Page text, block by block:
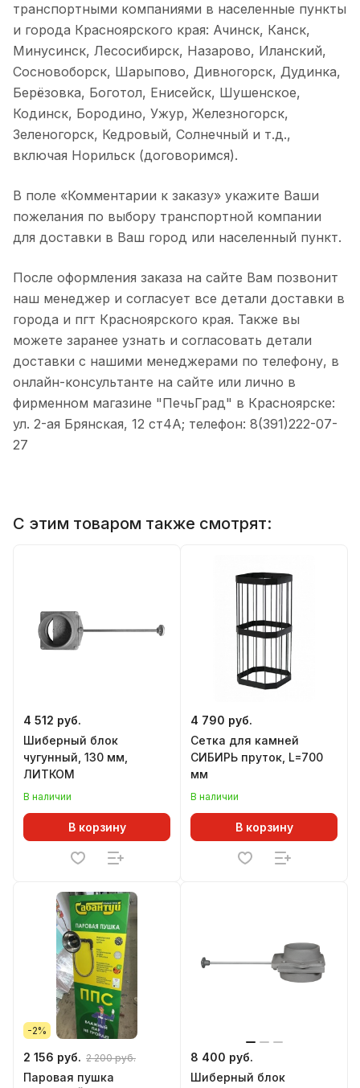
транспортными компаниями в населенные пункты
и города Красноярского края: Ачинск, Канск,
Минусинск, Лесосибирск, Назарово, Иланский,
Сосновоборск, Шарыпово, Дивногорск, Дудинка,
Берёзовка, Боготол, Енисейск, Шушенское,
Кодинск, Бородино, Ужур, Железногорск,
Зеленогорск, Кедровый, Солнечный и т.д.,
включая Норильск (договоримся).
В поле «Комментарии к заказу» укажите Ваши
пожелания по выбору транспортной компании
для доставки в Ваш город или населенный пункт.
После оформления заказа на сайте Вам позвонит
наш менеджер и согласует все детали доставки в
города и пгт Красноярского края. Также вы
можете заранее узнать и согласовать детали
доставки с нашими менеджерами по телефону, в
онлайн-консультанте на сайте или лично в
фирменном магазине "ПечьГрад" в Красноярске:
ул. 2-ая Брянская, 12 ст4А; телефон: 8(391)222-07-
27
С этим товаром также смотрят:
4 512 руб.
Шиберный блок
чугунный, 130 мм,
ЛИТКОМ
В наличии
В корзину
4 790 руб.
Сетка для камней
СИБИРЬ пруток, L=700
мм
В наличии
В корзину
-2%
2 156 руб. 2 200 руб.
Паровая пушка
8 400 руб.
Шиберный блок